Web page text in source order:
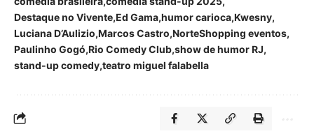
Destaque no Vivente Ed Gama humor carioca Kwesny
Luciana D’Aulizio Marcos Castro NorteShopping eventos
Paulinho Gogó Rio Comedy Club show de humor RJ
stand-up comedy teatro miguel falabella